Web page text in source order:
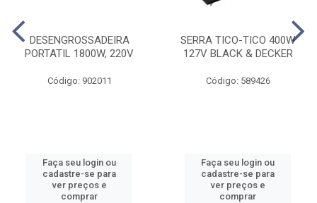
DESENGROSSADEIRA
PORTATIL 1800W, 220V
Código: 902011
Faça seu login ou
cadastre-se para
ver preços e
comprar
SERRA TICO-TICO 400W
127V BLACK & DECKER
Código: 589426
Faça seu login ou
cadastre-se para
ver preços e
comprar